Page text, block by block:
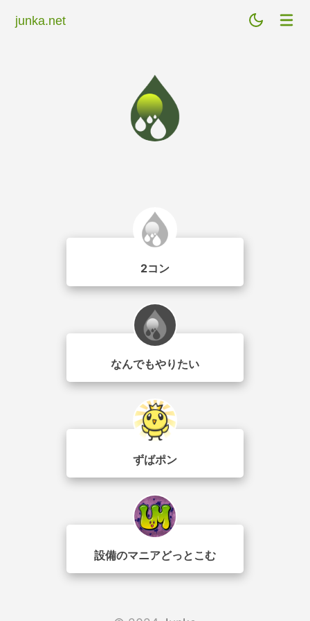
junka.net
2コン
なんでもやりたい
ずばポン
設備のマニアどっとこむ